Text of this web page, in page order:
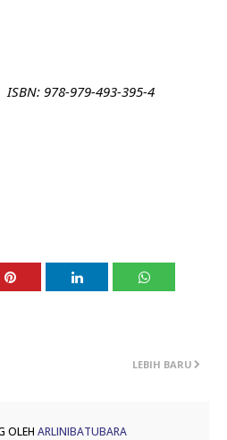
ISBN: 978-979-493-395-4
LEBIH BARU
OLEH ARLINIBATUBARA